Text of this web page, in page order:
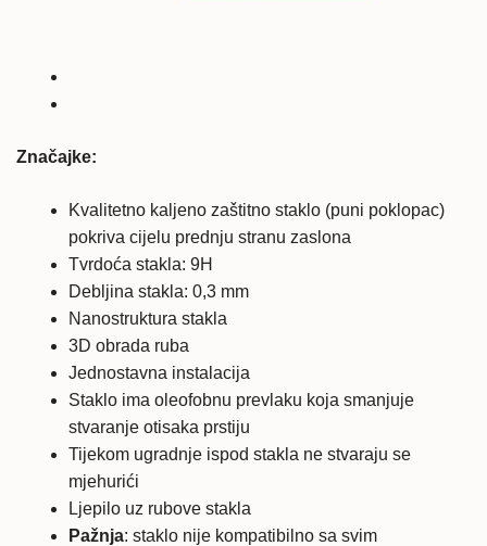
Značajke:
Kvalitetno kaljeno zaštitno staklo (puni poklopac)
pokriva cijelu prednju stranu zaslona
Tvrdoća stakla: 9H
Debljina stakla: 0,3 mm
Nanostruktura stakla
3D obrada ruba
Jednostavna instalacija
Staklo ima oleofobnu prevlaku koja smanjuje
stvaranje otisaka prstiju
Tijekom ugradnje ispod stakla ne stvaraju se
mjehurići
Ljepilo uz rubove stakla
Pažnja: staklo nije kompatibilno sa svim